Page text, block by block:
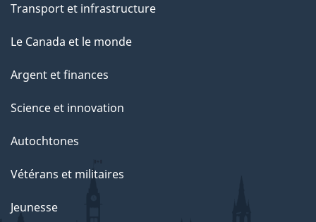
Transport et infrastructure
Le Canada et le monde
Argent et finances
Science et innovation
Autochtones
Vétérans et militaires
Jeunesse